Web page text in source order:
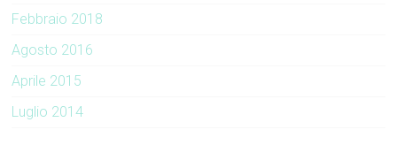
Febbraio 2018
Agosto 2016
Aprile 2015
Luglio 2014